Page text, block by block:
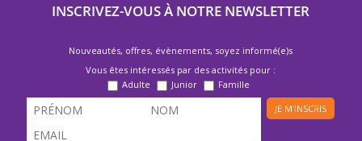
INSCRIVEZ-VOUS À NOTRE NEWSLETTER
Nouveautés, offres, évènements, soyez informé(e)s
Vous êtes intéressés par des activités pour :
Adulte
Junior
Famille
JE M'INSCRIS